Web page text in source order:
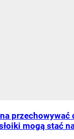
przechowywać
mogą stać